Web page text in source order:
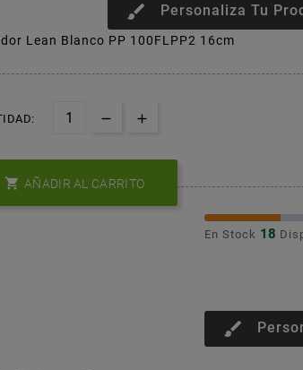
brush Personaliza Tu
Lean Blanco PP 100FLPP2 16cm
 AÑADIR AL CARRITO
En Stock 18
brush